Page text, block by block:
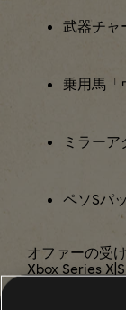
武器チャ
乗用馬「
ミラーア
ペソSパ
オファーの受
Xbox Series